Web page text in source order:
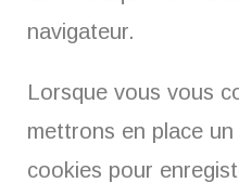
navigateur.
Lorsque vous vous
mettrons en place
cookies pour